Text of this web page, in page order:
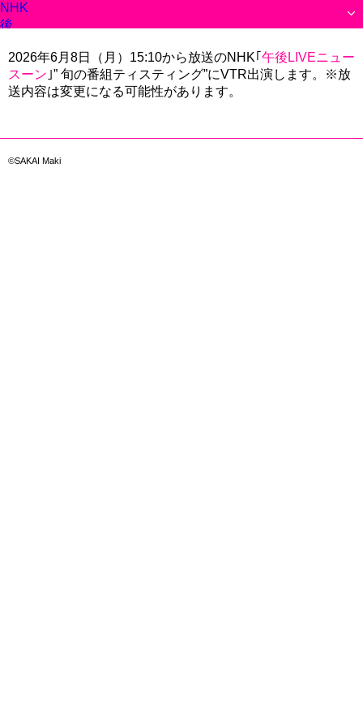
NHK「午
後
ニュ
ース
ー
2026年6月8日（月）15:10から放送のNHK｢ 午後LIVEニュー
スーン ｣” 旬の番組ティスティング”にVTR出演します。※放
送内容は変更になる可能性があります。
©SAKAI Maki